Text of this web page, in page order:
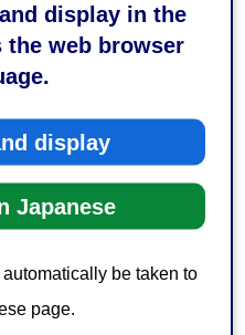
display in the
the web browser
display
Japanese
be taken to
page.
ほか、委員会の運営に関
定める。
ら施行する。
ら施行する。
ら施行する。